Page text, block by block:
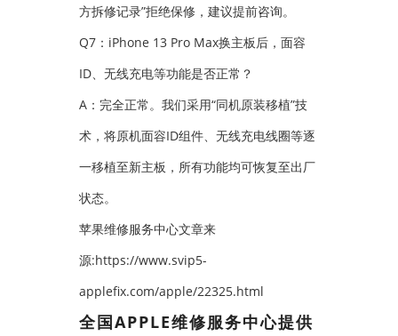
方拆修记录”拒绝保修，建议提前咨询。
Q7：iPhone 13 Pro Max换主板后，面容
ID、无线充电等功能是否正常？
A：完全正常。我们采用“同机原装移植”技
术，将原机面容ID组件、无线充电线圈等逐
一移植至新主板，所有功能均可恢复至出厂
状态。
苹果维修服务中心文章来
源:https://www.svip5-
applefix.com/apple/22325.html
全国APPLE维修服务中心提供